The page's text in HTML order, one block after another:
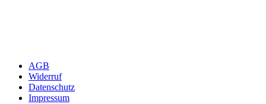
AGB
Widerruf
Datenschutz
Impressum